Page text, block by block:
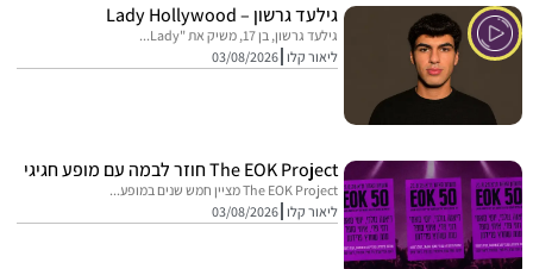
גילעד גרשון – Lady Hollywood
גילעד גרשון, בן 17, משיק את "Lady...
ליאור קלו 03/08/2026
The EOK Project חוזר לבמה עם מופע חגיגי
The EOK Project מציין חמש שנים במופע...
ליאור קלו 03/08/2026